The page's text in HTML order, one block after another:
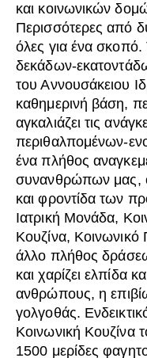
και κοινωνικών
Περισσότερες από
όλες για ένα
δεκάδων-
του Αννουσάκειου
καθημερινή βάση,
αγκαλιάζει τις
περιθαλπομένων-
ένα πλήθος
συνανθρώπων μας,
και φροντίδα των
Ιατρική Μονάδα,
Κουζίνα,
άλλο πλήθος
και χαρίζει ελπίδα
ανθρώπους, η
γολγοθάς.
Κοινωνική Κουζίνα
1500 μερίδες